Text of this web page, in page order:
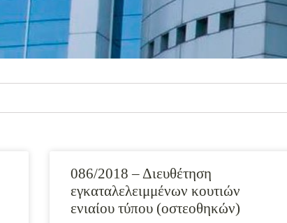
086/2018 – Διευθέτηση
εγκαταλελειμμένων κουτιών
ενιαίου τύπου (οστεοθηκών)